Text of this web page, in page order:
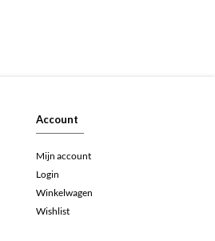
Account
Mijn account
Login
Winkelwagen
Wishlist